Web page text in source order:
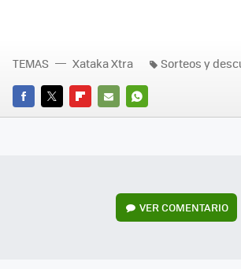
FACEBOOK
TWITTERFLIPBOARD
E-
WHATSAPP
TEMAS Xataka Xtra Sorteos y
VERCOMENTARIO